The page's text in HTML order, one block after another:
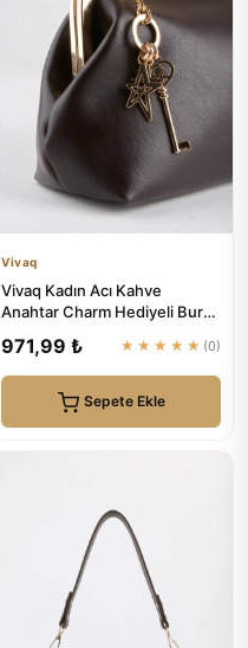
Vivaq
Vivaq Kadın Acı Kahve
Anahtar Charm Hediyeli Burs
971,99 ₺ ★★★★★ (0)
Sepete Ekle